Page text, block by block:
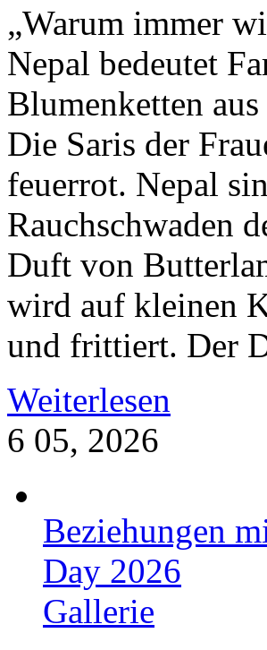
„Warum immer
Nepal bedeutet
Blumenketten
Die Saris der
feuerrot. Nepal
Rauchschwaden
Duft von
wird auf kleinen
und frittiert. Der
Weiterlesen
6 05, 2026
Beziehungen
Day 2026
Gallerie